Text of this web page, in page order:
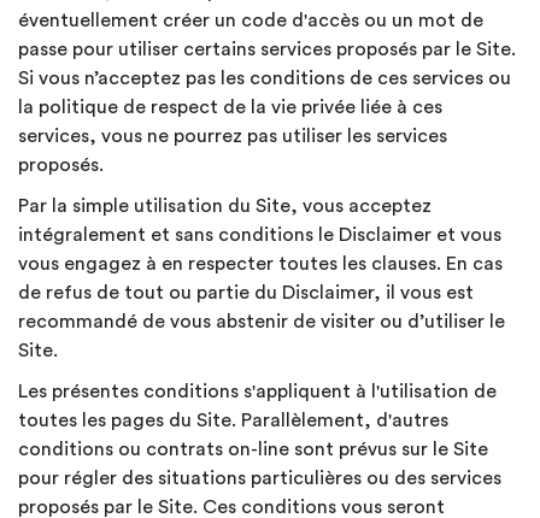
éventuellement créer un code d'accès ou un mot de
passe pour utiliser certains services proposés par le Site.
Si vous n’acceptez pas les conditions de ces services ou
la politique de respect de la vie privée liée à ces
services, vous ne pourrez pas utiliser les services
proposés.
Par la simple utilisation du Site, vous acceptez
intégralement et sans conditions le Disclaimer et vous
vous engagez à en respecter toutes les clauses. En cas
de refus de tout ou partie du Disclaimer, il vous est
recommandé de vous abstenir de visiter ou d’utiliser le
Site.
Les présentes conditions s'appliquent à l'utilisation de
toutes les pages du Site. Parallèlement, d'autres
conditions ou contrats on-line sont prévus sur le Site
pour régler des situations particulières ou des services
proposés par le Site. Ces conditions vous seront